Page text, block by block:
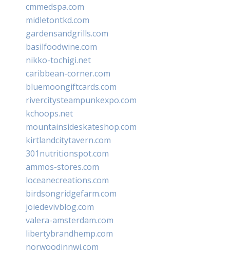
cmmedspa.com
midletontkd.com
gardensandgrills.com
basilfoodwine.com
nikko-tochigi.net
caribbean-corner.com
bluemoongiftcards.com
rivercitysteampunkexpo.com
kchoops.net
mountainsideskateshop.com
kirtlandcitytavern.com
301nutritionspot.com
ammos-stores.com
loceanecreations.com
birdsongridgefarm.com
joiedevivblog.com
valera-amsterdam.com
libertybrandhemp.com
norwoodinnwi.com